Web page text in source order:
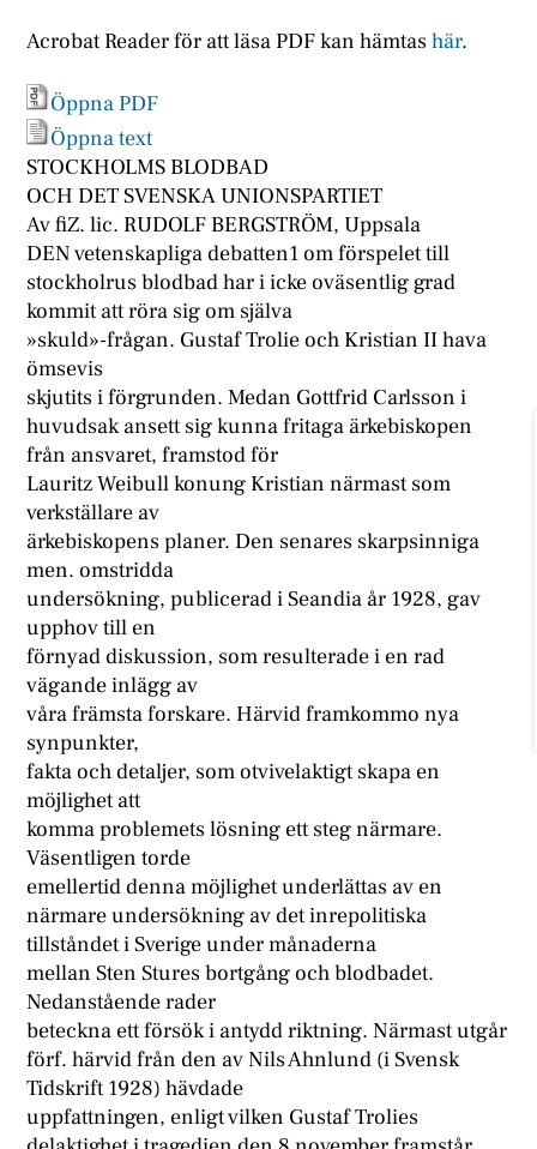
Acrobat Reader för att läsa PDF kan hämtashär.
Öppna PDF
Öppna text
STOCKHOLMS BLODBAD
OCH DET SVENSKA UNIONSPARTIET
Av fiZ. lic. RUDOLF BERGSTRÖM, Uppsala
DEN vetenskapliga debatten1 om förspelet till
stockholrus blodbad har i icke oväsentlig grad
kommit att röra sig om själva
»skuld»-frågan. Gustaf Trolie och Kristian II hava
ömsevis
skjutits i förgrunden. Medan Gottfrid Carlsson i
huvudsak ansett sig kunna fritaga ärkebiskopen
från ansvaret, framstod för
Lauritz Weibull konung Kristian närmast som
verkställare av
ärkebiskopens planer. Den senares skarpsinniga
men. omstridda
undersökning, publicerad i Seandia år 1928, gav
upphov till en
förnyad diskussion, som resulterade i en rad
vägande inlägg av
våra främsta forskare. Härvid framkommo nya
synpunkter,
fakta och detaljer, som otvivelaktigt skapa en
möjlighet att
komma problemets lösning ett steg närmare.
Väsentligen torde
emellertid denna möjlighet underlättas av en
närmare undersökning av det inrepolitiska
tillståndet i Sverige under månaderna
mellan Sten Stures bortgång och blodbadet.
Nedanstående rader
beteckna ett försök i antydd riktning. Närmast utgår
förf. härvid från den av Nils Ahnlund (i Svensk
Tidskrift 1928) hävdade
uppfattningen, enligt vilken Gustaf Trolies